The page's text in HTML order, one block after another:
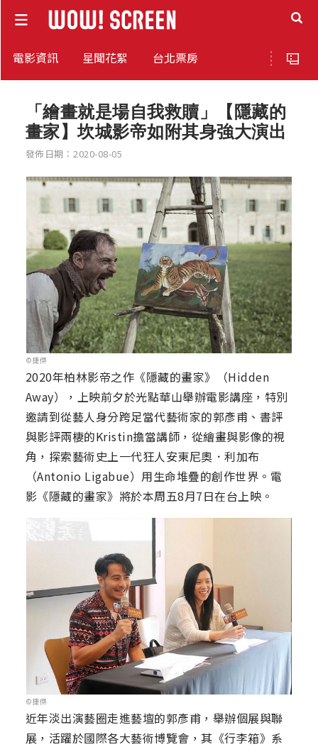
電影資訊 星聞花絮 台北票房
「繪畫就是場自我救贖」【隱藏的
畫家】坎城影帝如附其身強大演出
發佈日期：2020-08-05
©捷傑
2020年柏林影帝之作《隱藏的畫家》（Hidden
Away），上映前夕於光點華山舉辦電影講座，特別
邀請到從藝人身分跨足當代藝術家的郭彥甫、書評
與影評兩棲的Kristin擔當講師，從繪畫與影像的視
角，探索藝術史上一代狂人安東尼奧．利加布
（Antonio Ligabue）用生命堆疊的創作世界。電
影《隱藏的畫家》將於本周五8月7日在台上映。
©捷傑
近年淡出演藝圈走進藝壇的郭彥甫，舉辦個展與聯
展，活躍於國際各大藝術博覽會，其《行李箱》系